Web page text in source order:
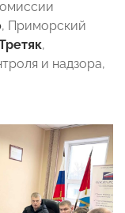
, Приморский
,
и надзора,